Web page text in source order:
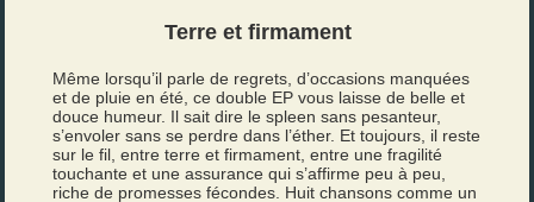
Terre et firmament
Même lorsqu’il parle de regrets, d’occasions manquées
et de pluie en été, ce double EP vous laisse de belle et
douce humeur. Il sait dire le spleen sans pesanteur,
s’envoler sans se perdre dans l’éther. Et toujours, il reste
sur le fil, entre terre et firmament, entre une fragilité
touchante et une assurance qui s’affirme peu à peu,
riche de promesses fécondes. Huit chansons comme un